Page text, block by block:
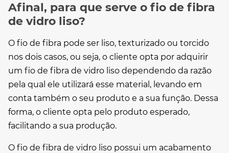
Afinal, para que serve o fio de fibra
de vidro liso?
O fio de fibra pode ser liso, texturizado ou torcido
nos dois casos, ou seja, o cliente opta por adquirir
um fio de fibra de vidro liso dependendo da razão
pela qual ele utilizará esse material, levando em
conta também o seu produto e a sua função. Dessa
forma, o cliente opta pelo produto esperado,
facilitando a sua produção.
O fio de fibra de vidro liso possui um acabamento